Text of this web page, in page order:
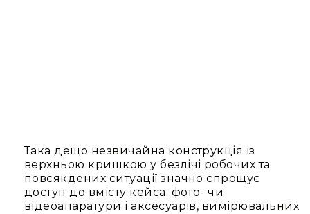
комплектуючі
Рішення
для
трансляцій
звуку
Така дещо незвичайна конструкція із
верхньою кришкою у безлічі робочих та
повсякдених ситуації значно спрощує
доступ до вмісту кейса: фото- чи
відеоапаратури і аксесуарів, вимірювальних